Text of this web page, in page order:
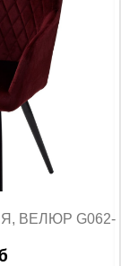
ВЕЛЮР G062-